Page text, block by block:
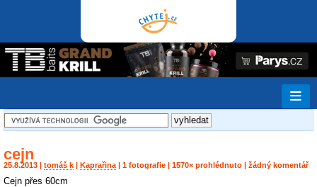
cejn
25.8.2013 | tomáš k Kaprařina | 1 fotografie | 1570× prohlédnuto | žádný komentář
Cejn přes 60cm